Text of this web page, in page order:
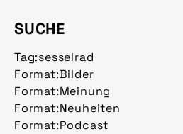
SUCHE
Tag:sesselrad
Format:Bilder
Format:Meinung
Format:Neuheiten
Format:Podcast